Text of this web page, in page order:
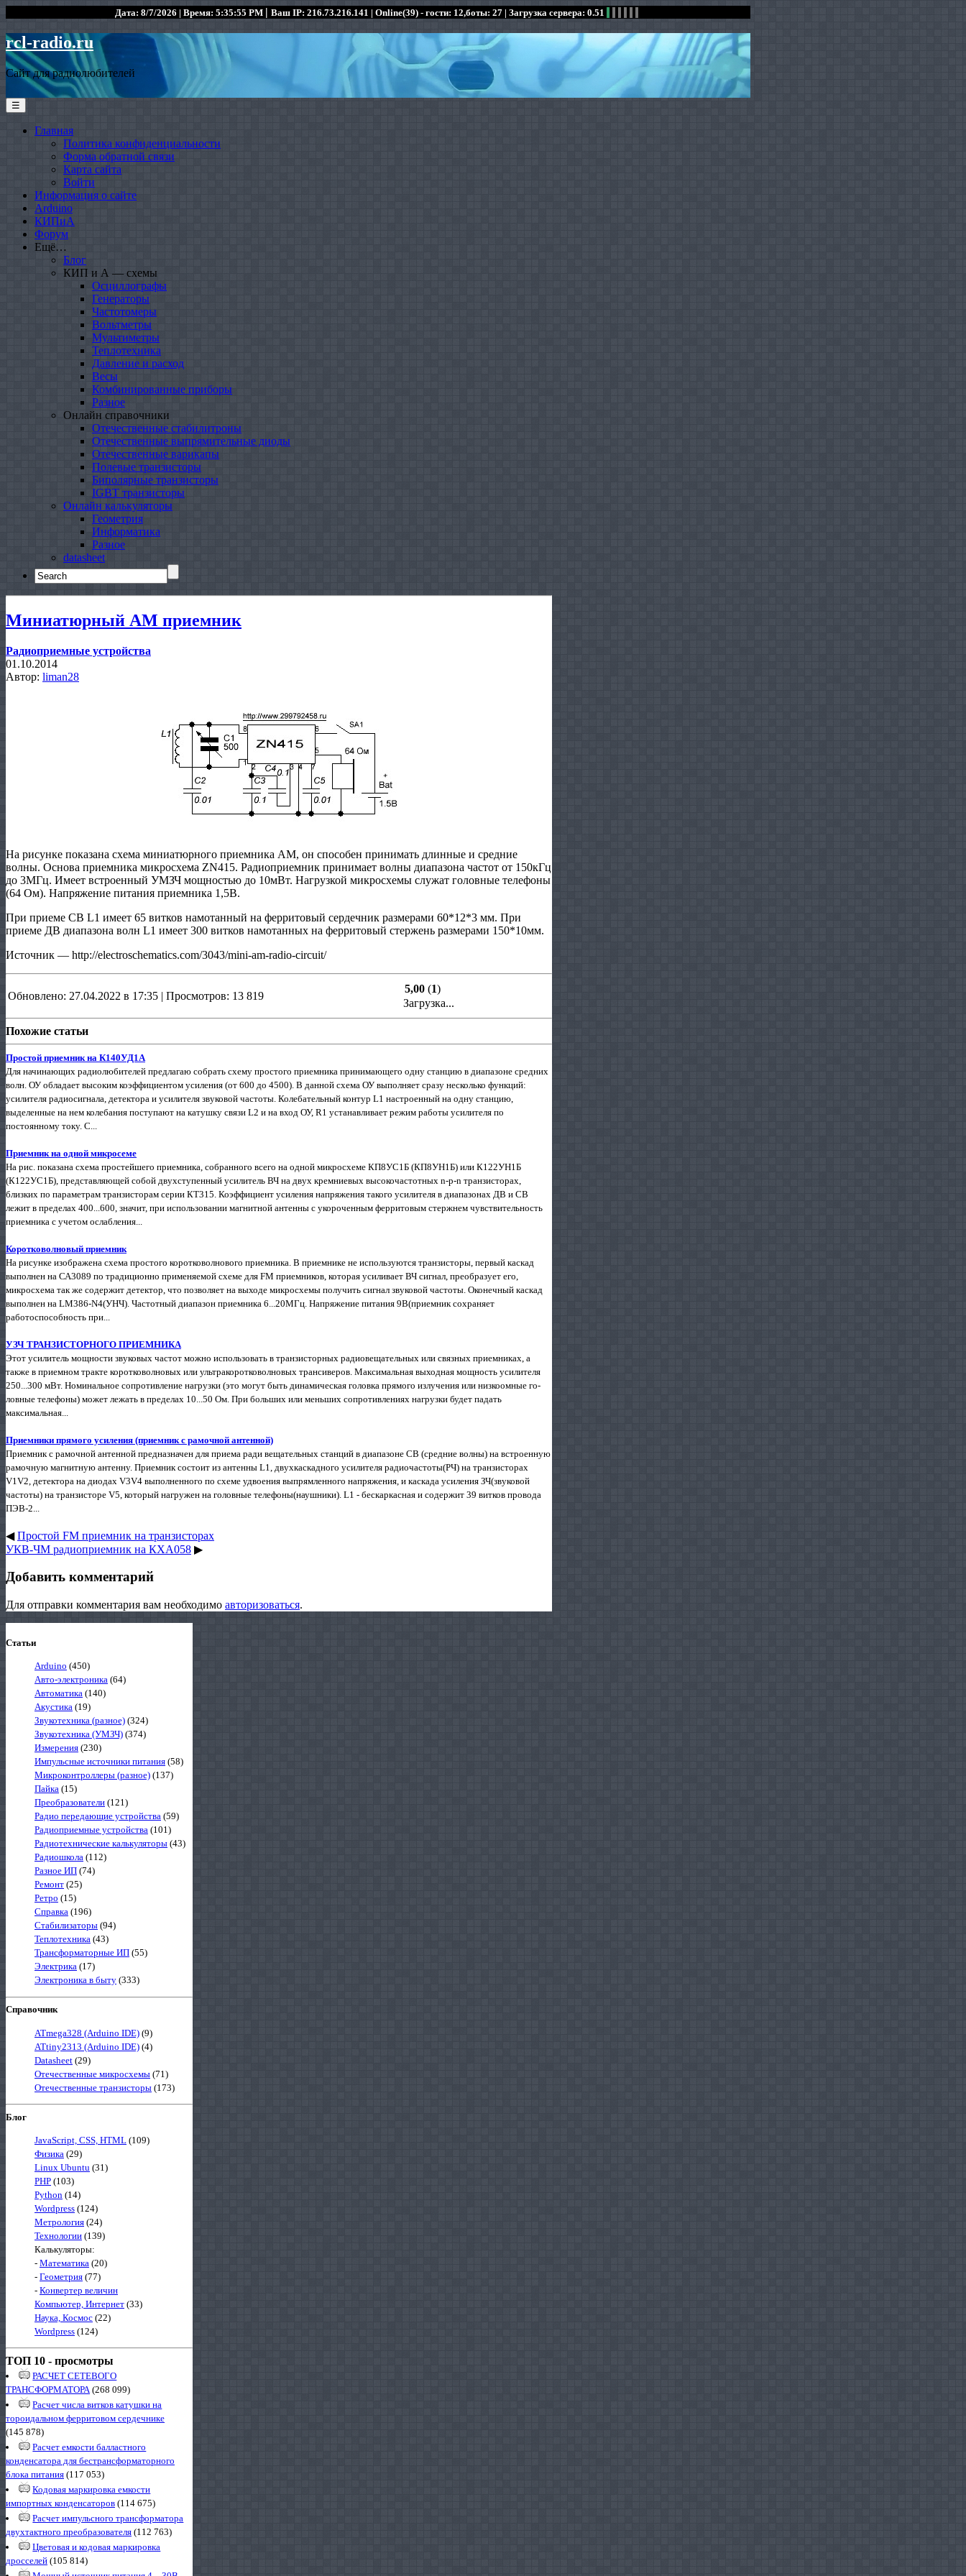
Дата: 8/7/2026 | Время: 5:35:55 PM | Ваш IP: 216.73.216.141 | Online(39) - гости: 12,боты: 27 | Загрузка сервера: 0.51
rcl-radio.ru
Сайт для радиолюбителей
☰
Главная
Политика конфиденциальности
Форма обратной связи
Карта сайта
Войти
Информация о сайте
Arduino
КИПиА
Форум
Ещё…
Блог
КИП и А — схемы
Осциллографы
Генераторы
Частотомеры
Вольтметры
Мультиметры
Теплотехника
Давление и расход
Весы
Комбинированные приборы
Разное
Онлайн справочники
Отечественные стабилитроны
Отечественные выпрямительные диоды
Отечественные варикапы
Полевые транзисторы
Биполярные транзисторы
IGBT транзисторы
Онлайн калькуляторы
Геометрия
Информатика
Разное
datasheet
Search
for:
Миниатюрный АМ приемник
Радиоприемные устройства
01.10.2014
Автор: liman28
На рисунке показана схема миниатюрного приемника АМ, он способен принимать длинные и средние
волны. Основа приемника микросхема ZN415. Радиоприемник принимает волны диапазона частот от 150кГц
до 3МГц. Имеет встроенный УМЗЧ мощностью до 10мВт. Нагрузкой микросхемы служат головные телефоны
(64 Ом). Напряжение питания приемника 1,5В.
При приеме СВ L1 имеет 65 витков намотанный на ферритовый сердечник размерами 60*12*3 мм. При
приеме ДВ диапазона волн L1 имеет 300 витков намотанных на ферритовый стержень размерами 150*10мм.
Источник — http://electroschematics.com/3043/mini-am-radio-circuit/
Обновлено: 27.04.2022 в 17:35 | Просмотров: 13 819
5,00 (1)
Загрузка...
Похожие статьи
Простой приемник на К140УД1А
Для начинающих радиолюбителей предлагаю собрать схему простого приемника принимающего одну станцию в диапазоне средних
волн. ОУ обладает высоким коэффициентом усиления (от 600 до 4500). В данной схема ОУ выполняет сразу несколько функций:
усилителя радиосигнала, детектора и усилителя звуковой частоты. Колебательный контур L1 настроенный на одну станцию,
выделенные на нем колебания поступают на катушку связи L2 и на вход ОУ, R1 устанавливает режим работы усилителя по
постоянному току. С...
Приемник на одной микросеме
На рис. показана схема простейшего приемника, собранного всего на одной микросхеме КП8УС1Б (КП8УН1Б) или К122УН1Б
(К122УС1Б), представляющей собой двухступенный усилитель ВЧ на двух кремниевых высокочастотных n-р-n транзисторах,
близких по параметрам транзисторам серии КТ315. Коэффициент усиления напряжения такого усилителя в диапазонах ДВ и СВ
лежит в пределах 400...600, значит, при использовании магнитной антенны с укороченным ферритовым стержнем чувствительность
приемника с учетом ослабления...
Коротковолновый приемник
На рисунке изображена схема простого коротковолнового приемника. В приемнике не используются транзисторы, первый каскад
выполнен на СА3089 по традиционно применяемой схеме для FM приемников, которая усиливает ВЧ сигнал, преобразует его,
микросхема так же содержит детектор, что позволяет на выходе микросхемы получить сигнал звуковой частоты. Оконечный каскад
выполнен на LM386-N4(УНЧ). Частотный диапазон приемника 6...20МГц. Напряжение питания 9В(приемник сохраняет
работоспособность при...
УЗЧ ТРАНЗИСТОРНОГО ПРИЕМНИКА
Этот усилитель мощности звуковых частот можно исполь­зовать в транзисторных радиовещательных или связных приемниках, а
также в приемном тракте коротковолновых или ультракоротковолновых трансиверов. Максималь­ная выходная мощность усилителя
250...300 мВт. Номи­нальное сопротивление нагрузки (это могут быть динами­ческая головка прямого излучения или низкоомные го­
ловные телефоны) может лежать в пределах 10...50 Ом. При больших или меньших сопротивлениях нагрузки бу­дет падать
максимальная...
Приемники прямого усиления (приемник с рамочной антенной)
Приемник с рамочной антенной предназначен для приема ради вещательных станций в диапазоне СВ (средние волны) на встроенную
рамочную магнитную антенну. Приемник состоит из антенны L1, двухкаскадного усилителя радиочастоты(РЧ) на транзисторах
V1V2, детектора на диодах V3V4 выполненного по схеме удвоения выпрямленного напряжения, и каскада усиления ЗЧ(звуковой
частоты) на транзисторе V5, который нагружен на головные телефоны(наушники). L1 - бескаркасная и содержит 39 витков провода
ПЭВ-2...
◀Простой FM приемник на транзисторах
УКВ-ЧМ радиоприемник на КХА058 ▶
Добавить комментарий
Для отправки комментария вам необходимо авторизоваться.
Статьи
Arduino (450)
Авто-электроника (64)
Автоматика (140)
Акустика (19)
Звукотехника (разное) (324)
Звукотехника (УМЗЧ) (374)
Измерения (230)
Импульсные источники питания (58)
Микроконтроллеры (разное) (137)
Пайка (15)
Преобразователи (121)
Радио передающие устройства (59)
Радиоприемные устройства (101)
Радиотехнические калькуляторы (43)
Радиошкола (112)
Разное ИП (74)
Ремонт (25)
Ретро (15)
Справка (196)
Стабилизаторы (94)
Теплотехника (43)
Трансформаторные ИП (55)
Электрика (17)
Электроника в быту (333)
Справочник
ATmega328 (Arduino IDE) (9)
ATtiny2313 (Arduino IDE) (4)
Datasheet (29)
Отечественные микросхемы (71)
Отечественные транзисторы (173)
Блог
JavaScript, CSS, HTML (109)
Физика (29)
Linux Ubuntu (31)
PHP (103)
Python (14)
Wordpress (124)
Метрология (24)
Технологии (139)
Калькуляторы:
- Математика (20)
- Геометрия (77)
- Конвертер величин
Компьютер, Интернет (33)
Наука, Космос (22)
Wordpress (124)
ТОП 10 - просмотры
РАСЧЕТ СЕТЕВОГО
ТРАНСФОРМАТОРА(268 099)
Расчет числа витков катушки на
тороидальном ферритовом сердечнике
(145 878)
Расчет емкости балластного
конденсатора для бестрансформаторного
блока питания (117 053)
Кодовая маркировка емкости
импортных конденсаторов (114 675)
Расчет импульсного трансформатора
двухтактного преобразователя (112 763)
Цветовая и кодовая маркировка
дросселей (105 814)